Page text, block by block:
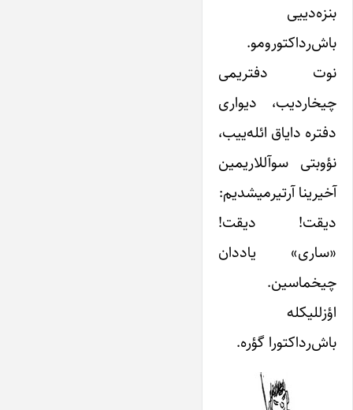
بنزه‌دییی
باش‌رداکتورومو.
نوت دفتریمی
چیخاردیب، دیواری
دفتره دایاق ائله‌ییب،
نؤوبتی سوآللاریمین
آخیرینا آرتیرمیشدیم:
دیقت! دیقت!
«ساری» یاددان
چیخماسین.
اؤزللیکله
باش‌رداکتورا گؤره.